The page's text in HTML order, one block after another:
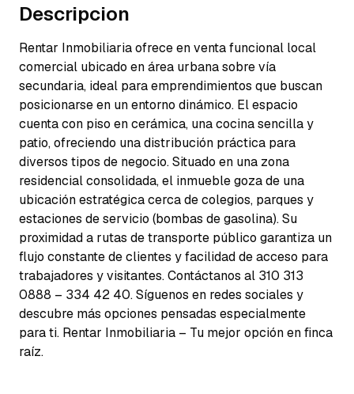
Descripcion
Rentar Inmobiliaria ofrece en venta funcional local
comercial ubicado en área urbana sobre vía
secundaria, ideal para emprendimientos que buscan
posicionarse en un entorno dinámico. El espacio
cuenta con piso en cerámica, una cocina sencilla y
patio, ofreciendo una distribución práctica para
diversos tipos de negocio. Situado en una zona
residencial consolidada, el inmueble goza de una
ubicación estratégica cerca de colegios, parques y
estaciones de servicio (bombas de gasolina). Su
proximidad a rutas de transporte público garantiza un
flujo constante de clientes y facilidad de acceso para
trabajadores y visitantes. Contáctanos al 310 313
0888 – 334 42 40. Síguenos en redes sociales y
descubre más opciones pensadas especialmente
para ti. Rentar Inmobiliaria – Tu mejor opción en finca
raíz.